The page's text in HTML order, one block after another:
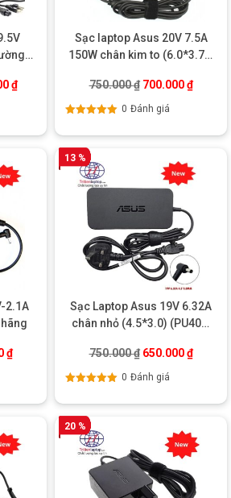
là: 1.050.000 ₫.
₫Giá hiện tại là: 950.000 ₫.
Sạc laptop Asus 20V 7.5A
150W chân kim to (6.0*3.7)-
750.000₫ Giá gốc là:
700.000₫Giá
0 Đánh giá
2.1A
450.000 ₫.
₫Giá hiện tại là: 320.000 ₫.
13 %
Sạc Laptop Asus 19V 6.32A
chân nhỏ (4.5*3.0) (PU401,
750.000₫ Giá gốc là:
650.000₫Giá
0 Đánh giá
20 %